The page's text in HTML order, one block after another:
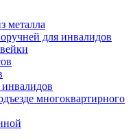
металла
для инвалидов
инвалидов
многоквартирного